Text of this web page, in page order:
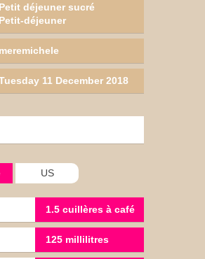
Petit déjeuner sucré
Petit-déjeuner
meremichele
11 December 2018
US
1.5 cuillères à café
125 millilitres